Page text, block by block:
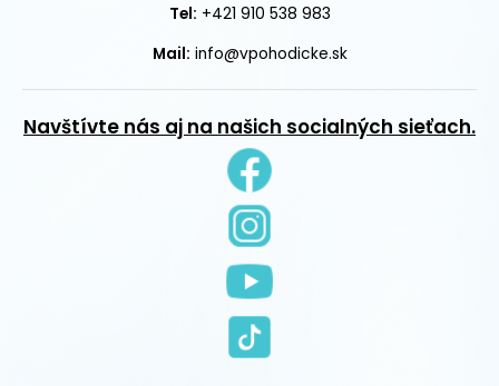
Tel: +421 910 538 983
Mail: info@vpohodicke.sk
Navštívte nás aj na našich socialných sieťach.